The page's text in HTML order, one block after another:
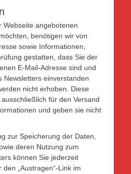
Webseite angebotenen
benötigen wir von
sowie Informationen,
gestatten, dass Sie der
E-Mail-Adresse sind und
Newsletters einverstanden
nicht erhoben. Diese
für den Versand
und geben sie nicht
zur Speicherung der Daten,
deren Nutzung zum
können Sie jederzeit
„Austragen“-Link im